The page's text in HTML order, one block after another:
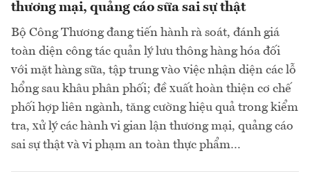
thương mại, quảng cáo sữa sai sự thật
Bộ Công Thương đang tiến hành rà soát, đánh giá
toàn diện công tác quản lý lưu thông hàng hóa đối
với mặt hàng sữa, tập trung vào việc nhận diện các lỗ
hổng sau khâu phân phối; đề xuất hoàn thiện cơ chế
phối hợp liên ngành, tăng cường hiệu quả trong kiểm
tra, xử lý các hành vi gian lận thương mại, quảng cáo
sai sự thật và vi phạm an toàn thực phẩm…